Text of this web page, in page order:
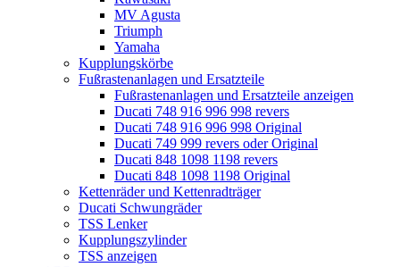
MV Agusta
Triumph
Yamaha
Kupplungskörbe
Fußrastenanlagen und Ersatzteile
Fußrastenanlagen und Ersatzteile anzeigen
Ducati 748 916 996 998 revers
Ducati 748 916 996 998 Original
Ducati 749 999 revers oder Original
Ducati 848 1098 1198 revers
Ducati 848 1098 1198 Original
Kettenräder und Kettenradträger
Ducati Schwungräder
TSS Lenker
Kupplungszylinder
TSS anzeigen